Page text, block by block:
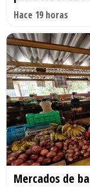
Hace 19 horas
Mercados de